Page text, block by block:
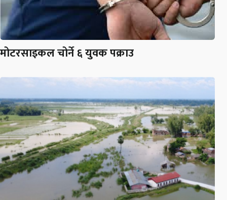
मोटरसाइकल चोर्ने ६ युवक पक्राउ